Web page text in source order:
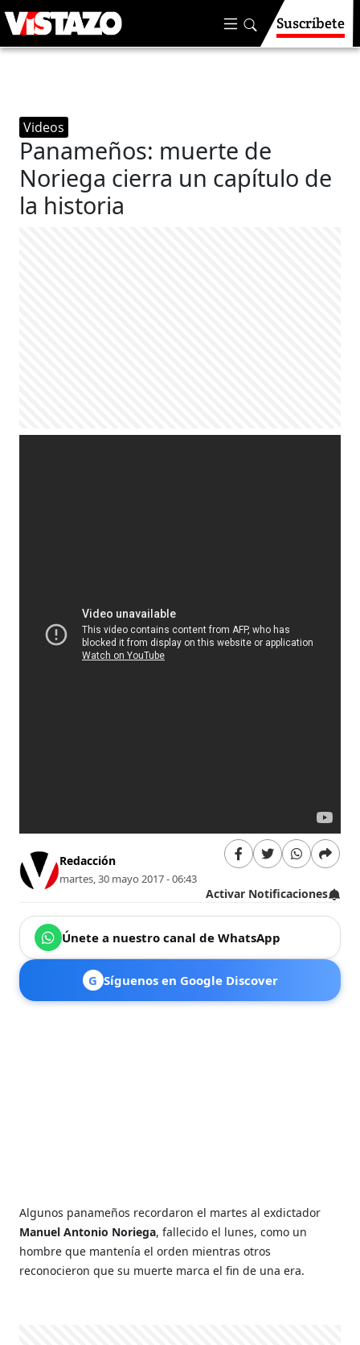
Suscríbete
Videos
Panameños: muerte de
Noriega cierra un capítulo de
la historia
Redacción
martes, 30 mayo 2017 - 06:43
Activar Notificaciones
Únete a nuestro canal de WhatsApp
G Síguenos en Google Discover
Algunos panameños recordaron el martes al exdictador
Manuel Antonio Noriega, fallecido el lunes, como un
hombre que mantenía el orden mientras otros
reconocieron que su muerte marca el fin de una era.